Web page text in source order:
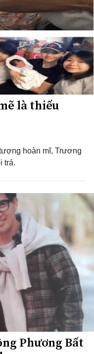
là thiếu
hoàn mĩ, Trương
trá.
Phương Bất